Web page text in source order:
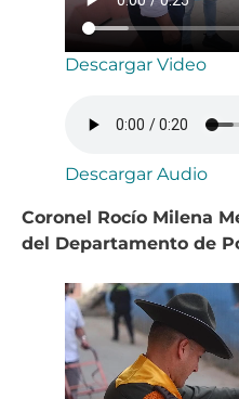
Descargar Video
Descargar Audio
Coronel Rocío Milena
del Departamento de